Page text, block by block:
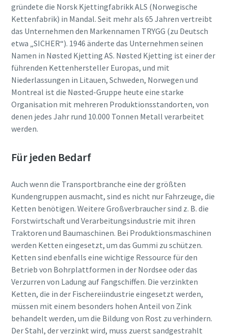
Alles, was Sie über Ihren pneumatischen
Förderprozess wissen müssen
Entdecken Sie, wie Sie einen effizienteren pneumatischen
Förderprozess schaffen können.
gründete die Norsk Kjettingfabrikk ALS (Norwegische
Kettenfabrik) in Mandal. Seit mehr als 65 Jahren vertreibt
das Unternehmen den Markennamen TRYGG (zu Deutsch
etwa „SICHER“). 1946 änderte das Unternehmen seinen
Namen in Nøsted Kjetting AS. Nøsted Kjetting ist einer der
führenden Kettenhersteller Europas, und mit
Niederlassungen in Litauen, Schweden, Norwegen und
Montreal ist die Nøsted-Gruppe heute eine starke
Organisation mit mehreren Produktionsstandorten, von
denen jedes Jahr rund 10.000 Tonnen Metall verarbeitet
werden.
Für jeden Bedarf
Auch wenn die Transportbranche eine der größten
Kundengruppen ausmacht, sind es nicht nur Fahrzeuge, die
Ketten benötigen. Weitere Großverbraucher sind z. B. die
Forstwirtschaft und Verarbeitungsindustrie mit ihren
Traktoren und Baumaschinen. Bei Produktionsmaschinen
werden Ketten eingesetzt, um das Gummi zu schützen.
Ketten sind ebenfalls eine wichtige Ressource für den
Betrieb von Bohrplattformen in der Nordsee oder das
Verzurren von Ladung auf Fangschiffen. Die verzinkten
Ketten, die in der Fischereiindustrie eingesetzt werden,
müssen mit einem besonders hohen Anteil von Zink
behandelt werden, um die Bildung von Rost zu verhindern.
Der Stahl, der verzinkt wird, muss zuerst sandgestrahlt
Ich erkläre mich hiermit
einverstanden, dass Atlas
Copco mir
Marketinginformationen
über seine Produkte
zusendet, mich auf
freiwilliger Basis zur
Teilnahme an Online-
Umfragen einlädt oder seine
Vertriebsmitarbeiter direkt
gegenüber Atlas Copco
Absenden
Anti-Roboter-Verifizierung
Hier klicken
FriendlyCaptcha ⇗